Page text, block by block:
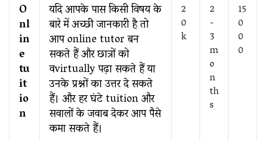
O
nl
in
e
tu
it
io
n
यदि आपके पास किसी विषय के
बारे में अच्छी जानकारी है तो
आप online tutor बन
सकते हैं और छात्रों को
वvirtually पढ़ा सकते हैं या
उनके प्रश्नों का उत्तर दे सकते
हैं। और हर घंटे tuition और
सवालों के जवाब देकर आप पैसे
कमा सकते हैं।
2
0
k
2
-
3
m
o
n
th
s
15
0
0
0